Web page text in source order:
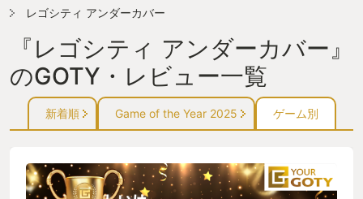
レゴシティ アンダーカバー
『レゴシティ アンダーカバー』
のGOTY・レビュー一覧
新着順 Game of the Year 2025 ゲーム別